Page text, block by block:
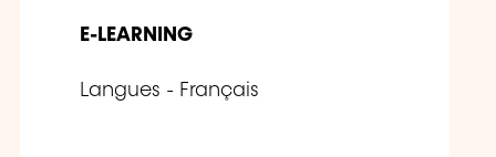
E-LEARNING
Langues - Français